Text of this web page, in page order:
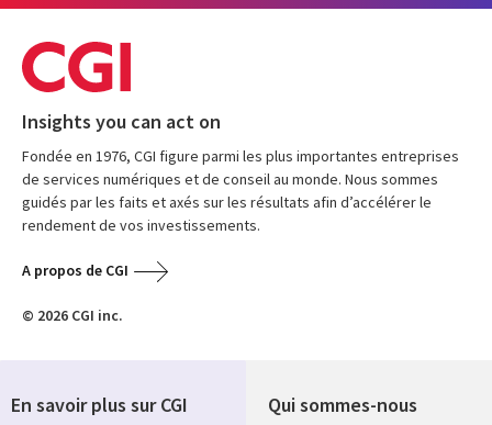
Insights you can act on
Fondée en 1976, CGI figure parmi les plus importantes entreprises
de services numériques et de conseil au monde. Nous sommes
guidés par les faits et axés sur les résultats afin d’accélérer le
rendement de vos investissements.
A propos de CGI
© 2026 CGI inc.
Qui sommes-nous
En savoir plus sur CGI